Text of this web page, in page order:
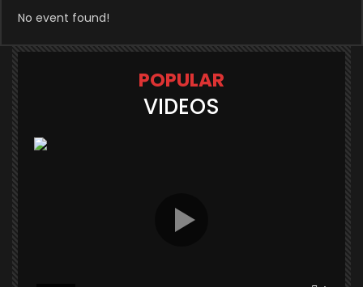
No event found!
POPULAR
VIDEOS